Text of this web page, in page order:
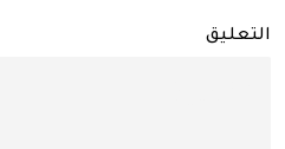
التعليق